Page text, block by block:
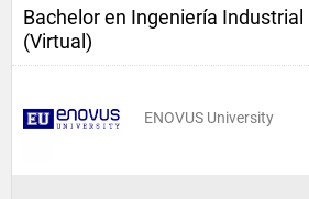
Bachelor en Ingeniería Industrial
(Virtual)
ENOVUS University